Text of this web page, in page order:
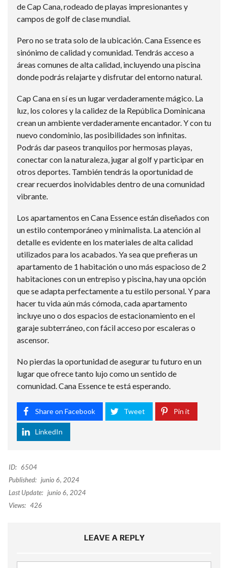
de Cap Cana, rodeado de playas impresionantes y
campos de golf de clase mundial.
Pero no se trata solo de la ubicación. Cana Essence es
sinónimo de calidad y comunidad. Tendrás acceso a
áreas comunes de alta calidad, incluyendo una piscina
donde podrás relajarte y disfrutar del entorno natural.
Cap Cana en sí es un lugar verdaderamente mágico. La
luz, los colores y la calidez de la República Dominicana
crean un ambiente verdaderamente encantador. Y con tu
nuevo condominio, las posibilidades son infinitas.
Podrás dar paseos tranquilos por hermosas playas,
conectar con la naturaleza, jugar al golf y participar en
otros deportes. También tendrás la oportunidad de
crear recuerdos inolvidables dentro de una comunidad
vibrante.
Los apartamentos en Cana Essence están diseñados con
un estilo contemporáneo y minimalista. La atención al
detalle es evidente en los materiales de alta calidad
utilizados para los acabados. Ya sea que prefieras un
apartamento de 1 habitación o uno más espacioso de 2
habitaciones con un entrepiso y piscina, hay una opción
que se adapta perfectamente a tu estilo personal. Y para
hacer tu vida aún más cómoda, cada apartamento
incluye uno o dos espacios de estacionamiento en el
garaje subterráneo, con fácil acceso por escaleras o
ascensor.
No pierdas la oportunidad de asegurar tu futuro en un
lugar que ofrece tanto lujo como un sentido de
comunidad. Cana Essence te está esperando.
Share on Facebook Tweet Pin it
LinkedIn
ID: 6504
Published: junio 6, 2024
Last Update: junio 6, 2024
Views: 426
LEAVE A REPLY